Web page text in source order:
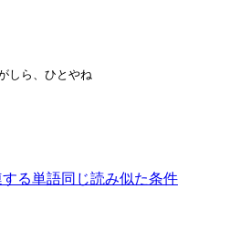
しら、ひとやね
する単語同じ読み似た条件